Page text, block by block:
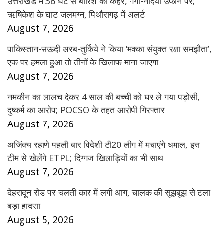
ऋषिकेश के घाट जलमग्न, पिथौरागढ़ में अलर्ट
August 7, 2026
पाकिस्तान-सऊदी अरब-तुर्किये ने किया ‘मक्का संयुक्त रक्षा समझौता’,
एक पर हमला हुआ तो तीनों के खिलाफ माना जाएगा
August 7, 2026
नमकीन का लालच देकर 4 साल की बच्ची को घर ले गया पड़ोसी,
दुष्कर्म का आरोप; POCSO के तहत आरोपी गिरफ्तार
August 7, 2026
अजिंक्य रहाणे पहली बार विदेशी टी20 लीग में मचाएंगे धमाल, इस
टीम से खेलेंगे ETPL; दिग्गज खिलाड़ियों का भी साथ
August 7, 2026
देहरादून रोड पर चलती कार में लगी आग, चालक की सूझबूझ से टला
बड़ा हादसा
August 5, 2026